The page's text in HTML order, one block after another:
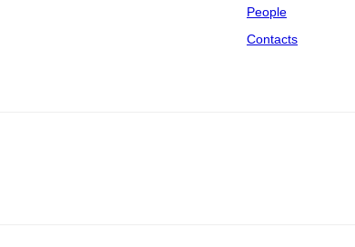
People
Contacts